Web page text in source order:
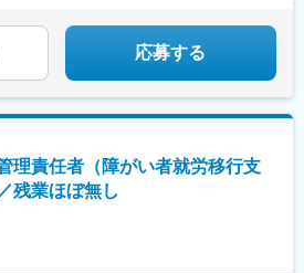
地を踏まえて配属決定します※受動喫煙対策
全国のご希望勤務地へUIターン可能・初期
住支援あり（規定有）・UIターン転勤希望者
規定有）☆マイカー通勤手当あり（1回200
応募する
理責任者（障がい者就労移行支
残業ほぼ無し